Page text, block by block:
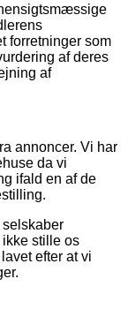
forretninger som
af deres
af
annoncer. Vi har
da vi
ifald en af de
selskaber
stille os
efter at vi